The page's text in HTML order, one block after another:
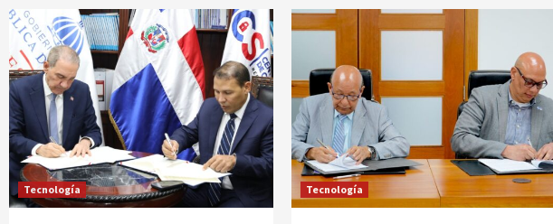
Tecnología Tecnología